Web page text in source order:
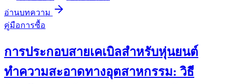
อ่านบทความ
คู่มือการซื้อ
การประกอบสายเคเบิลสำหรับหุ่นยนต์
ทำความสะอาดทางอุตสาหกรรม: วิธี